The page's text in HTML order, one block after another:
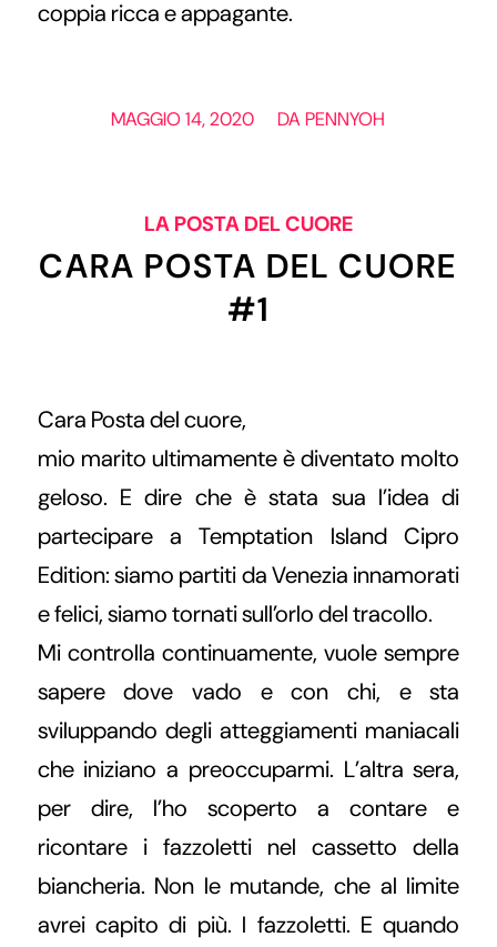
coppia ricca e appagante.
MAGGIO 14, 2020
/ DAPENNYOH
LA POSTA DEL CUORE
CARA POSTA DEL CUORE
#1
Cara Posta del cuore,
mio marito ultimamente è diventato molto
geloso. E dire che è stata sua l’idea di
partecipare a Temptation Island Cipro
Edition: siamo partiti da Venezia innamorati
e felici, siamo tornati sull’orlo del tracollo.
Mi controlla continuamente, vuole sempre
sapere dove vado e con chi, e sta
sviluppando degli atteggiamenti maniacali
che iniziano a preoccuparmi. L’altra sera,
per dire, l’ho scoperto a contare e
ricontare i fazzoletti nel cassetto della
biancheria. Non le mutande, che al limite
avrei capito di più. I fazzoletti. E quando